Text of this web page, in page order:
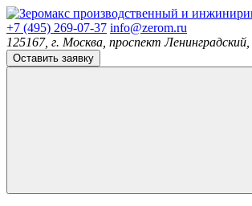
производственный и
+7 (495) 269-07-37 info@zerom.ru
125167, г. Москва, проспект
Оставить заявку